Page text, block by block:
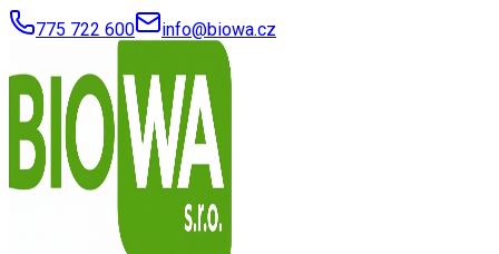
775 722 600 info@biowa.cz